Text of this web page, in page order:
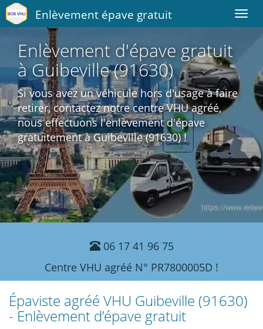
Enlèvement épave gratuit
Enlèvement d'épave gratuit
à Guibeville (91630)
Si vous avez un véhicule hors d'usage à faire
retirer, contactez notre centre VHU agréé,
nous effectuons l'enlèvement d'épave
gratuitement à Guibeville (91630) !
06 17 41 96 75
Centre VHU agréé N° PR7800005D !
Épaviste agréé VHU Guibeville (91630)
- Enlèvement d’épave gratuit